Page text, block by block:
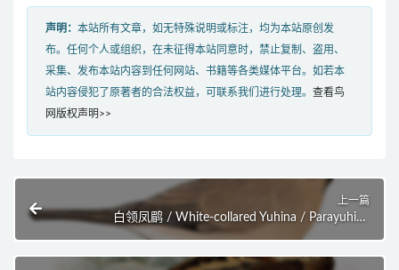
声明： 本站所有文章，如无特殊说明或标注，均为本站原创发
布。任何个人或组织，在未征得本站同意时，禁止复制、盗用、
采集、发布本站内容到任何网站、书籍等各类媒体平台。如若本
站内容侵犯了原著者的合法权益，可联系我们进行处理。 查看鸟
网版权声明>>
上一篇
白领凤鹛 / White-collared Yuhina / Parayuhina